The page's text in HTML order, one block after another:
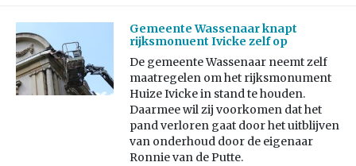
Gemeente Wassenaar knapt
rijksmonuent Ivicke zelf op
De gemeente Wassenaar neemt zelf
maatregelen om het rijksmonument
Huize Ivicke in stand te houden.
Daarmee wil zij voorkomen dat het
pand verloren gaat door het uitblijven
van onderhoud door de eigenaar
Ronnie van de Putte.